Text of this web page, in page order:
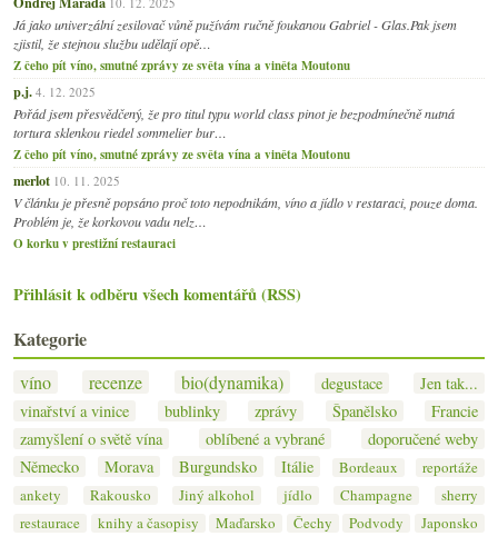
Já jako univerzální zesilovač vůně pužívám ručně foukanou Gabriel - Glas.Pak jsem
zjistil, že stejnou službu udělají opě…
Z čeho pít víno, smutné zprávy ze světa vína a viněta Moutonu
p.j. 4. 12. 2025
Pořád jsem přesvědčený, že pro titul typu world class pinot je bezpodmínečně nutná
tortura sklenkou riedel sommelier bur…
Z čeho pít víno, smutné zprávy ze světa vína a viněta Moutonu
merlot 10. 11. 2025
V článku je přesně popsáno proč toto nepodnikám, víno a jídlo v restaraci, pouze doma.
Problém je, že korkovou vadu nelz…
O korku v prestižní restauraci
Přihlásit k odběru všech komentářů (RSS)
Kategorie
víno recenze bio(dynamika) degustace
Jen tak...
vinařství a vinice
bublinky zprávy Španělsko
Francie
zamyšlení o světě vína
oblíbené a vybrané
doporučené weby
Německo
Morava Burgundsko Itálie Bordeaux
reportáže
ankety
Rakousko Jiný alkohol jídlo Champagne
sherry
restaurace
knihy a časopisy Maďarsko Čechy Podvody Japonsko